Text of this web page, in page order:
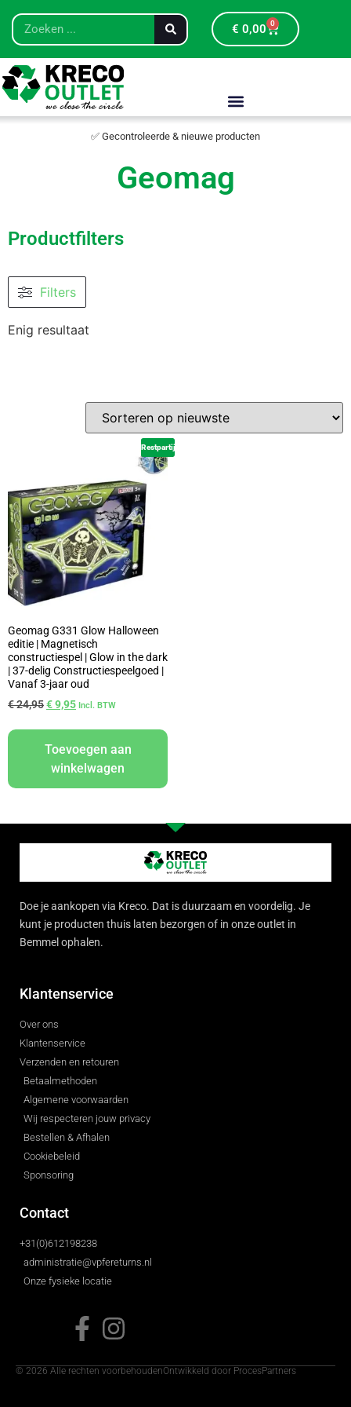
€ 0,00 0
✅ Gecontroleerde & nieuwe producten
Geomag
Productfilters
Filters
Enig resultaat
Restpartij
Geomag G331 Glow Halloween
editie | Magnetisch
constructiespel | Glow in the dark
| 37-delig Constructiespeelgoed |
Vanaf 3-jaar oud
€24,95€9,95 Incl. BTW
Toevoegen aan
winkelwagen
Doe je aankopen via Kreco. Dat is duurzaam en voordelig. Je
kunt je producten thuis laten bezorgen of in onze outlet in
Bemmel ophalen.
Klantenservice
Over ons
Klantenservice
Verzenden en retouren
Betaalmethoden
Algemene voorwaarden
Wij respecteren jouw privacy
Bestellen & Afhalen
Cookiebeleid
Sponsoring
Contact
+31(0)612198238
administratie@vpfereturns.nl
Onze fysieke locatie
© 2026 Alle rechten voorbehoudenOntwikkeld door ProcesPartners